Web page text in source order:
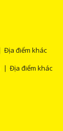
Địa điểm khác
Địa điểm khác